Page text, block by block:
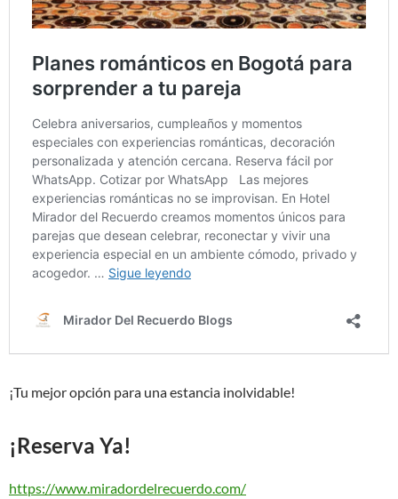
¡Tu mejor opción para una estancia inolvidable!
¡Reserva Ya!
https://www.miradordelrecuerdo.com/